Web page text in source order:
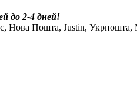
до 2-4 дней!
Нова Пошта, Justin, Укрпошта,